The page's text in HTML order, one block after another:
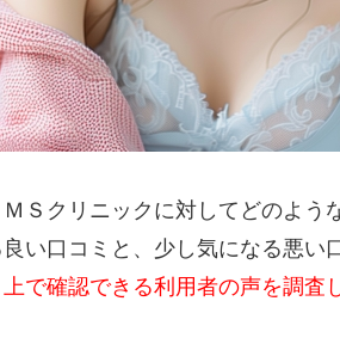
Ｓクリニックに対してどのよう
い口コミと、少し気になる悪い
で確認できる利用者の声を調査